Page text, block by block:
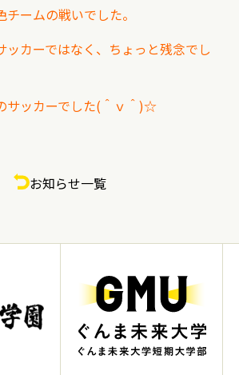
ームの戦いでした。
カーではなく、ちょっと残念でし
サッカーでした(＾ｖ＾)☆
お知らせ一覧